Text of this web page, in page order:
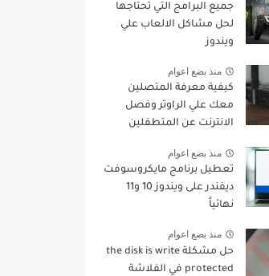
جميع البرامج التي تحتاجها
لحل مشاكل الالعاب علي
ويندوز
منذ بضع اعوام
كيفية معرفة المتصلين
معك علي الراوتر وفصل
الانترنت عن المتطفلين
منذ بضع اعوام
تعطيل برنامج مايكروسوفت
ديفندر على ويندوز 10 و11
نهائياً
منذ بضع اعوام
حل مشكلة the disk is write
protected في الفلاشة